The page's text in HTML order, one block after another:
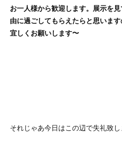
お一人様から歓迎します。展示を
由に過ごしてもらえたらと思いま
宜しくお願いします〜
それじゃあ今日はこの辺で失礼致し